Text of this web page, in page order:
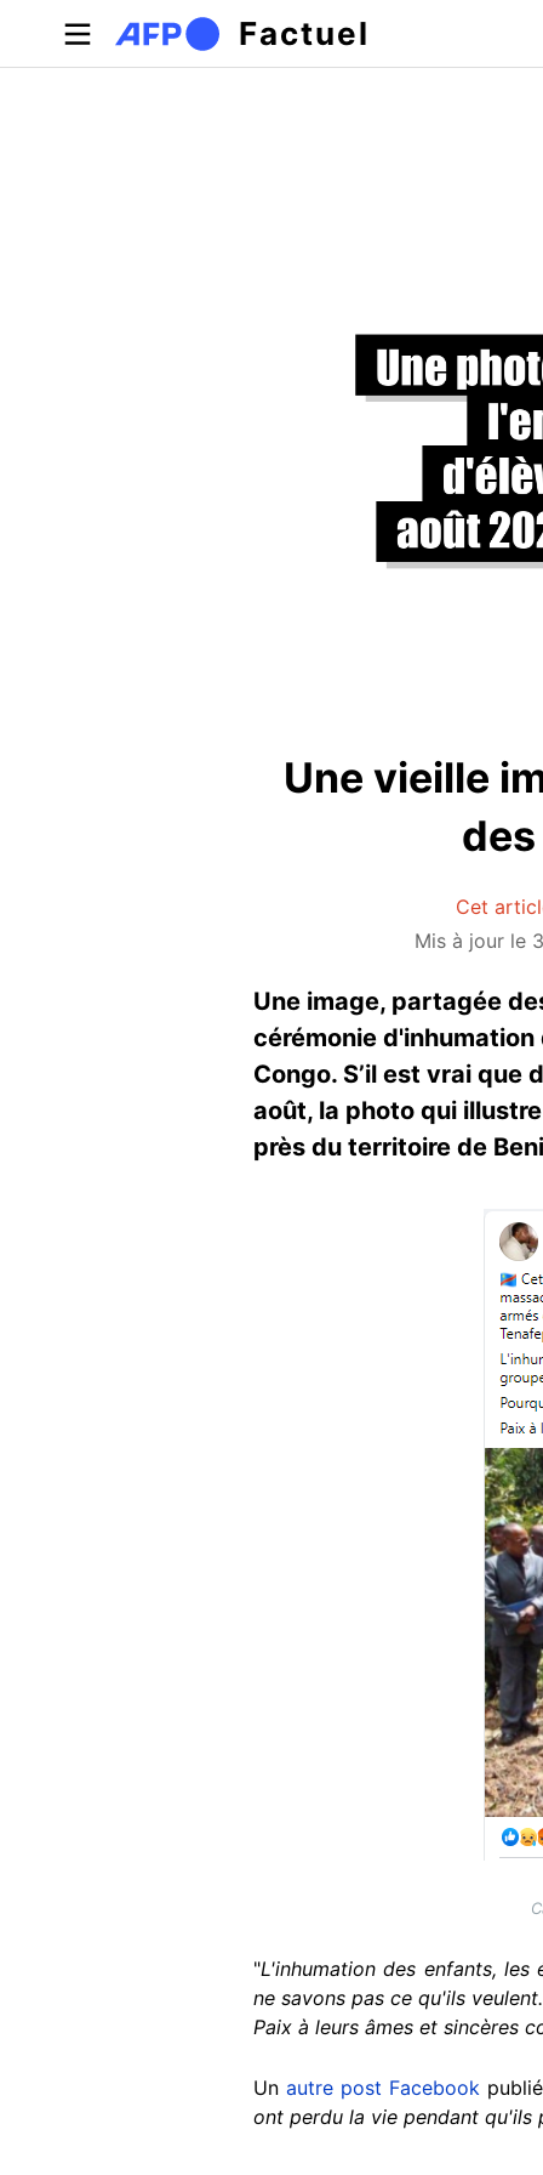
Aller au contenu principal
Factuel
Onglets principaux
Une vieille
Cet
Mis à jour le
Une image, partagée
cérémonie
Congo. S’il est vrai que
août, la photo qui
près du territoire de
"L'inhumation des enfants,
ne savons pas ce qu'ils
Paix à leurs âmes et sincères
Un autre post Facebook
ont perdu la vie pendant qu'ils